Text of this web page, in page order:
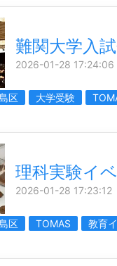
難関大学入
2026-01-28 17:24:06
区 大学受験
理科実験イ
2026-01-28 17:23:12
区 TOMAS
教育